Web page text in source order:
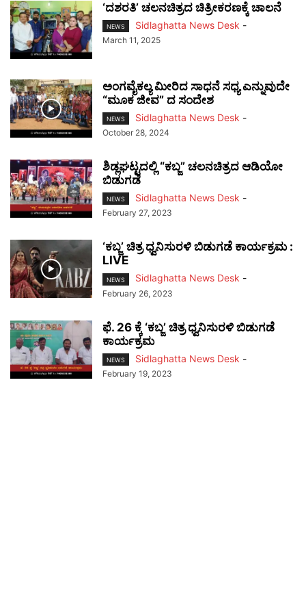
‘ದಶರತಿ’ ಚಲನಚಿತ್ರದ ಚಿತ್ರೀಕರಣಕ್ಕೆ ಚಾಲನೆ
NEWS Sidlaghatta News Desk -
March 11, 2025
ಅಂಗವೈಕಲ್ಯ ಮೀರಿದ ಸಾಧನೆ ಸಧ್ಯ ಎನ್ನುವುದೇ
“ಮೂಕ ಜೀವ” ದ ಸಂದೇಶ
NEWS Sidlaghatta News Desk -
October 28, 2024
ಶಿಡ್ಲಘಟ್ಟದಲ್ಲಿ “ಕಬ್ಜ” ಚಲನಚಿತ್ರದ ಆಡಿಯೋ
ಬಿಡುಗಡೆ
NEWS Sidlaghatta News Desk -
February 27, 2023
‘ಕಬ್ಜ’ ಚಿತ್ರ ಧ್ವನಿಸುರಳಿ ಬಿಡುಗಡೆ ಕಾರ್ಯಕ್ರಮ :
LIVE
NEWS Sidlaghatta News Desk -
February 26, 2023
ಫೆ. 26 ಕ್ಕೆ ‘ಕಬ್ಜ’ ಚಿತ್ರ ಧ್ವನಿಸುರಳಿ ಬಿಡುಗಡೆ
ಕಾರ್ಯಕ್ರಮ
NEWS Sidlaghatta News Desk -
February 19, 2023